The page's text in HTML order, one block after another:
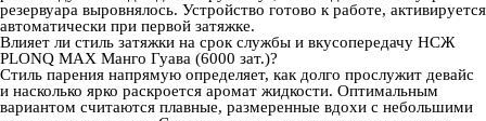
резервуара выровнялось. Устройство готово к работе, активируется
автоматически при первой затяжке.
Влияет ли стиль затяжки на срок службы и вкусопередачу НСЖ
PLONQ MAX Манго Гуава (6000 зат.)?
Стиль парения напрямую определяет, как долго прослужит девайс
и насколько ярко раскроется аромат жидкости. Оптимальным
вариантом считаются плавные, размеренные вдохи с небольшими